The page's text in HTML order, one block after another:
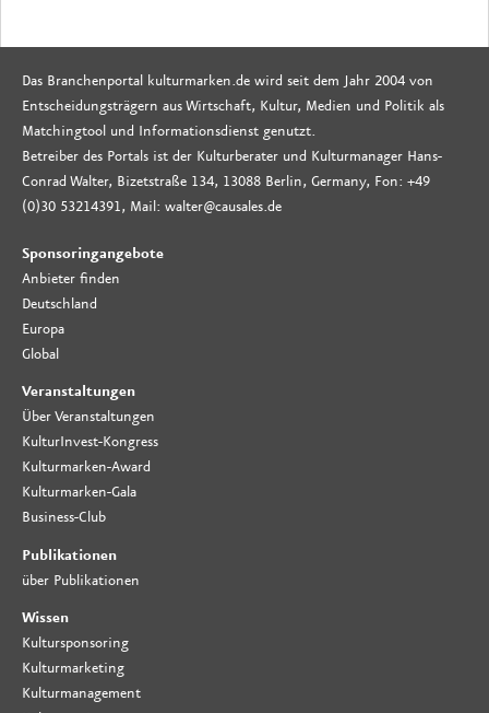
Das Branchenportal kulturmarken.de wird seit dem Jahr 2004 von
Entscheidungsträgern aus Wirtschaft, Kultur, Medien und Politik als
Matchingtool und Informationsdienst genutzt.
Betreiber des Portals ist der Kulturberater und Kulturmanager Hans-
Conrad Walter, Bizetstraße 134, 13088 Berlin, Germany, Fon: +49
(0)30 53214391, Mail: walter@causales.de
Sponsoringangebote
Anbieter finden
Deutschland
Europa
Global
Veranstaltungen
Über Veranstaltungen
KulturInvest-Kongress
Kulturmarken-Award
Kulturmarken-Gala
Business-Club
Publikationen
über Publikationen
Wissen
Kultursponsoring
Kulturmarketing
Kulturmanagement